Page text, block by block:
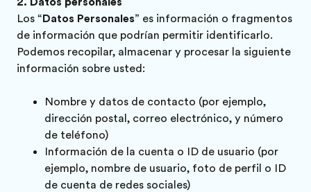
Los “Datos Personales” es información o fragmentos
de información que podrían permitir identificarlo.
Podemos recopilar, almacenar y procesar la siguiente
información sobre usted:
Nombre y datos de contacto (por ejemplo,
dirección postal, correo electrónico, y número
de teléfono)
Información de la cuenta o ID de usuario (por
ejemplo, nombre de usuario, foto de perfil o ID
de cuenta de redes sociales)